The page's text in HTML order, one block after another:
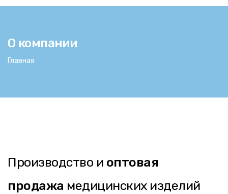
О компании
Главная
Производство и оптовая
продажа медицинских изделий